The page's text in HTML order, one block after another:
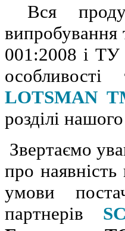
Вся
001:2008 і ТУ
LOTSMAN
розділі
Звертаємо
про наявність
умови
партнерів